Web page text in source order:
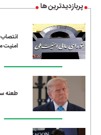
پربازدیدترین ها
امنیت
طعنه